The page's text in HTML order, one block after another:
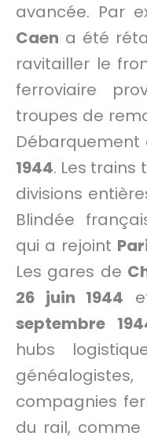
avancée. Par
Caen a été
ravitailler le
ferroviaire
troupes de
Débarquement
1944. Les
divisions
Blindée
qui a rejoint
Les gares de
26 juin 1944
septembre
hubs
compagnies
du rail, comme